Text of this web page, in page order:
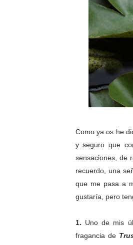
Como ya os he
y seguro que
sensaciones, de
recuerdo, una
que me pasa a
gustaría, pero
1. Uno de mis
fragancia de